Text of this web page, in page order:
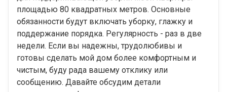
площадью 80 квадратных метров. Основные
обязанности будут включать уборку, глажку и
поддержание порядка. Регулярность - раз в две
недели. Если вы надежны, трудолюбивы и
готовы сделать мой дом более комфортным и
чистым, буду рада вашему отклику или
сообщению. Давайте обсудим детали